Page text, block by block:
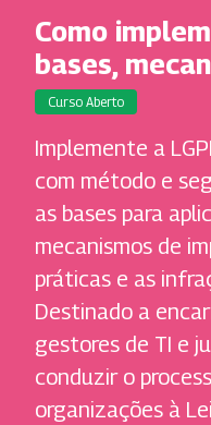
Como
bases,
Curso Aberto
Implemente a
com método e
as bases para
mecanismos de
práticas e as
Destinado a
gestores de TI e
conduzir o
organizações à